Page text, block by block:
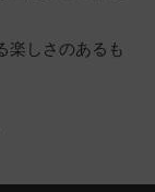
楽しさのあるも